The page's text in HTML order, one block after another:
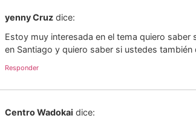
yenny Cruz dice:
Estoy muy interesada en el tema quiero
en Santiago y quiero saber si ustedes
Responder
Centro Wadokai dice: